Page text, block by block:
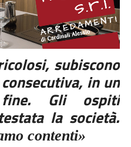
subiscono
in un
Gli ospiti
la società.
contenti»